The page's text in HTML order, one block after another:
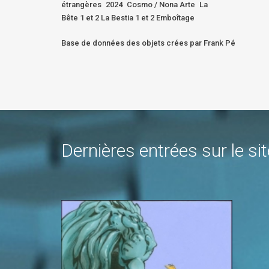
étrangères 2024 Cosmo / Nona Arte La
Bête 1 et 2 La Bestia 1 et 2 Emboîtage
Base de données des objets crées par Frank Pé
Dernières entrées sur le